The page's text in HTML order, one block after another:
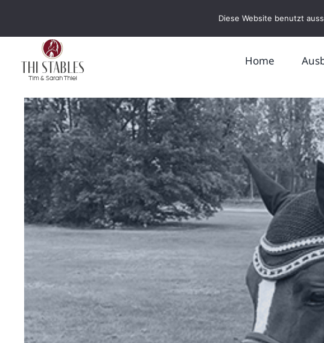
Home
Diese Website benutzt